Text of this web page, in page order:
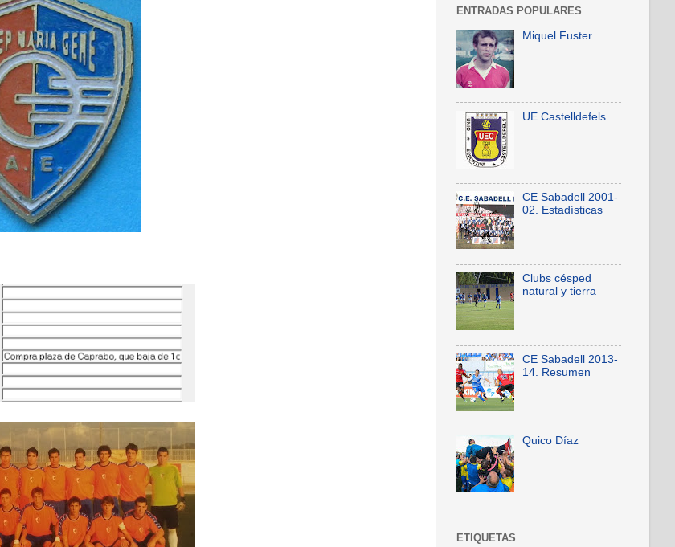
ENTRADAS POPULARES
Miquel Fuster
UE Castelldefels
CE Sabadell 2001-
02. Estadísticas
Clubs césped
natural y tierra
CE Sabadell 2013-
14. Resumen
Quico Díaz
ETIQUETAS